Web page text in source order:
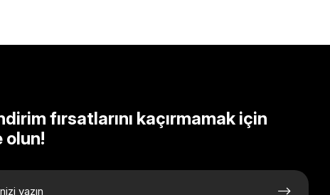
fırsatlarını kaçırmamak için
olun!